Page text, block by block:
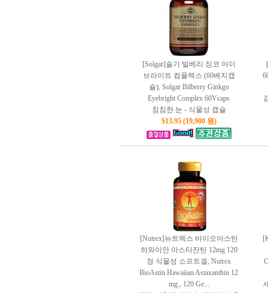
[Solgar]솔가 빌베리 징코 아이
브라이트 컴플렉스 (60베지캡
슐), Solgar Bilberry Ginkgo
Eyebright Complex 60Vcaps
침침한 눈 - 식물성 캡슐
$13.95 (19,900 원)
[Nutrex]뉴트렉스 바이오아스틴
하와이안 아스타잔틴 12mg 120
정 식물성 소프트겔, Nutrex
BioAstin Hawaiian Astaxanthin 12
mg., 120 Ge...